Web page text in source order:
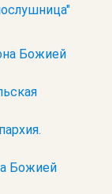
Божией
Божией